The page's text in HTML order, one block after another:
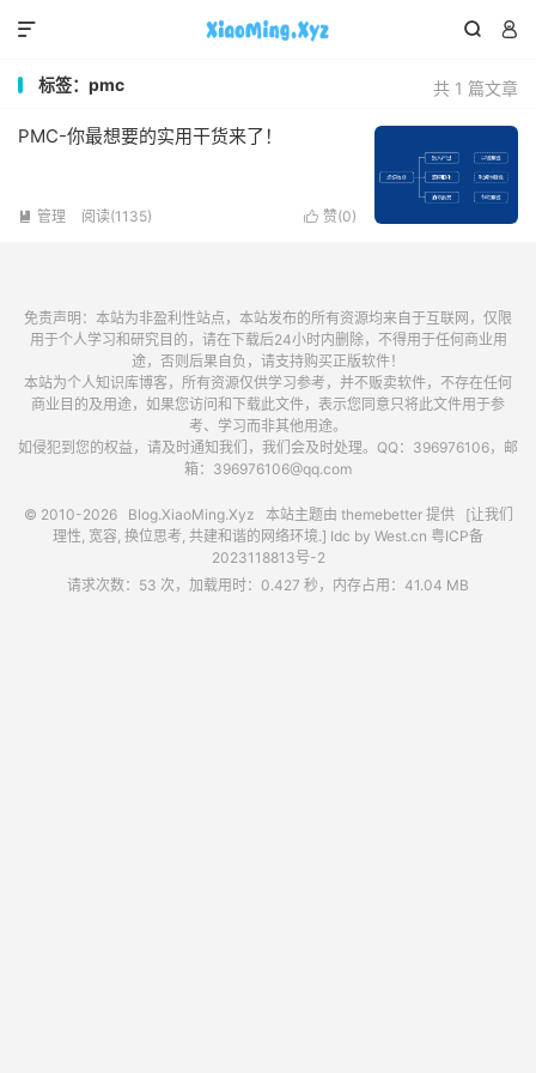
 

共 1 篇文章
标签：pmc
PMC-你最想要的实用干货来了！
 赞(0)
 管理 阅读(1135)
免责声明：本站为非盈利性站点，本站发布的所有资源均来自于互联网，仅限
用于个人学习和研究目的，请在下载后24小时内删除，不得用于任何商业用
途，否则后果自负，请支持购买正版软件！
本站为个人知识库博客，所有资源仅供学习参考，并不贩卖软件，不存在任何
商业目的及用途，如果您访问和下载此文件，表示您同意只将此文件用于参
考、学习而非其他用途。
如侵犯到您的权益，请及时通知我们，我们会及时处理。QQ：396976106，邮
箱：396976106@qq.com
© 2010-2026 Blog.XiaoMing.Xyz 本站主题由 themebetter提供 [让我们
理性, 宽容, 换位思考, 共建和谐的网络环境.] Idc by West.cn 粤ICP备
2023118813号-2
请求次数：53 次，加载用时：0.427 秒，内存占用：41.04 MB